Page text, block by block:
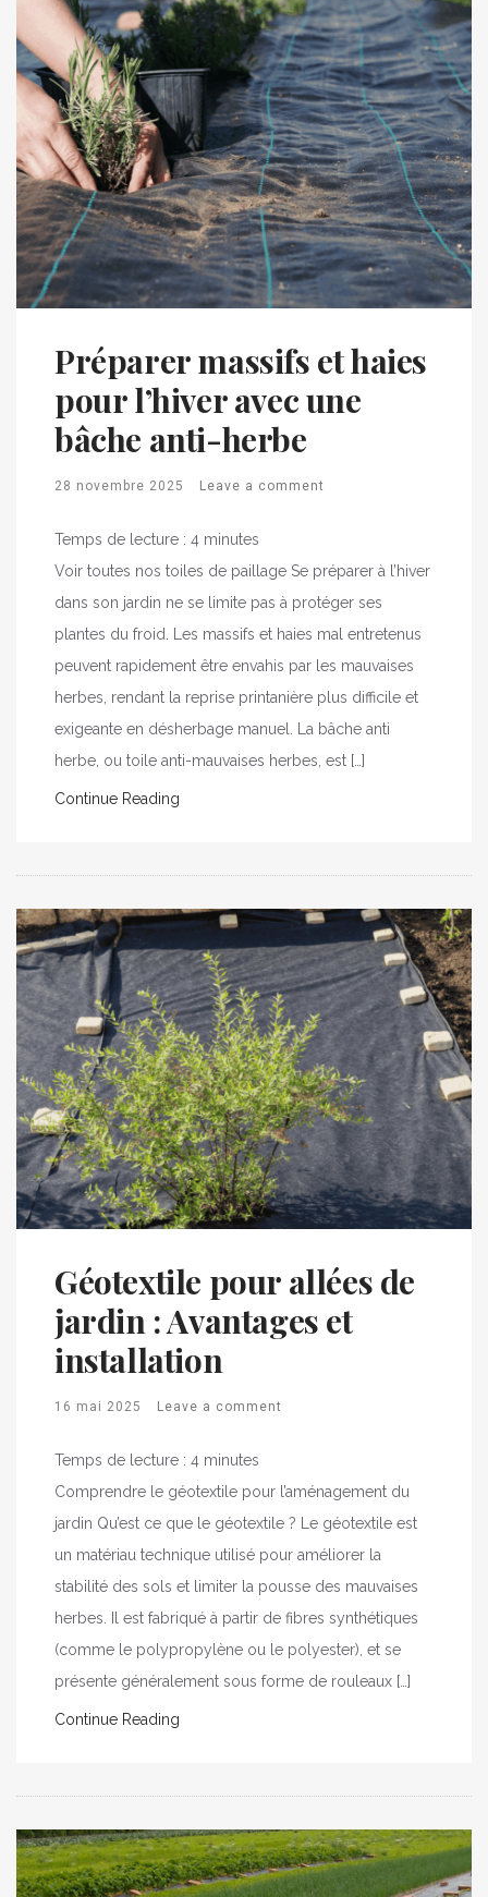
Préparer massifs et haies
pour l’hiver avec une
bâche anti-herbe
28 novembre 2025 Leave a comment
Temps de lecture : 4 minutes
Voir toutes nos toiles de paillage Se préparer à l’hiver
dans son jardin ne se limite pas à protéger ses
plantes du froid. Les massifs et haies mal entretenus
peuvent rapidement être envahis par les mauvaises
herbes, rendant la reprise printanière plus difficile et
exigeante en désherbage manuel. La bâche anti
herbe, ou toile anti-mauvaises herbes, est […]
Continue Reading
Géotextile pour allées de
jardin : Avantages et
installation
16 mai 2025 Leave a comment
Temps de lecture : 4 minutes
Comprendre le géotextile pour l’aménagement du
jardin Qu’est ce que le géotextile ? Le géotextile est
un matériau technique utilisé pour améliorer la
stabilité des sols et limiter la pousse des mauvaises
herbes. Il est fabriqué à partir de fibres synthétiques
(comme le polypropylène ou le polyester), et se
présente généralement sous forme de rouleaux […]
Continue Reading